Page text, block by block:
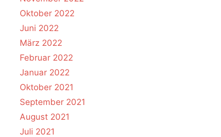
Oktober 2022
Juni 2022
März 2022
Februar 2022
Januar 2022
Oktober 2021
September 2021
August 2021
Juli 2021